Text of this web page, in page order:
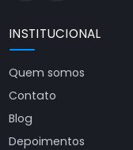
INSTITUCIONAL
Quem somos
Contato
Blog
Depoimentos